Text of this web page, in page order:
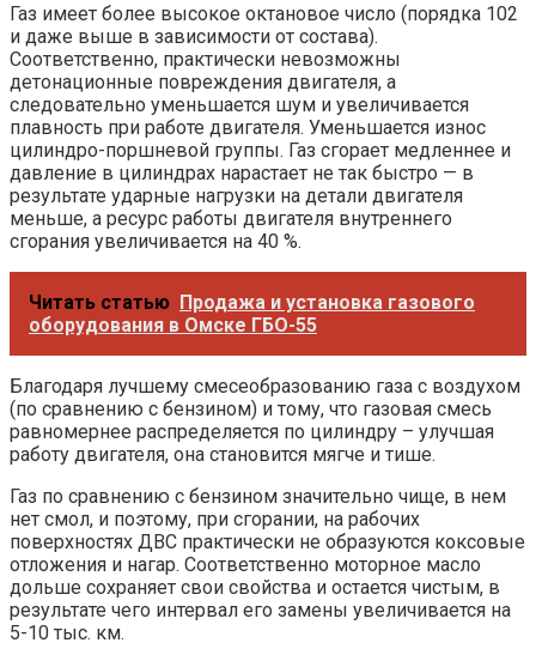
Газ имеет более высокое октановое число (порядка 102
и даже выше в зависимости от состава).
Соответственно, практически невозможны
детонационные повреждения двигателя, а
следовательно уменьшается шум и увеличивается
плавность при работе двигателя. Уменьшается износ
цилиндро-поршневой группы. Газ сгорает медленнее и
давление в цилиндрах нарастает не так быстро — в
результате ударные нагрузки на детали двигателя
меньше, а ресурс работы двигателя внутреннего
сгорания увеличивается на 40 %.
Читать статью Продажа и установка газового
оборудования в Омске ГБО-55
Благодаря лучшему смесеобразованию газа с воздухом
(по сравнению с бензином) и тому, что газовая смесь
равномернее распределяется по цилиндру – улучшая
работу двигателя, она становится мягче и тише.
Газ по сравнению с бензином значительно чище, в нем
нет смол, и поэтому, при сгорании, на рабочих
поверхностях ДВС практически не образуются коксовые
отложения и нагар. Соответственно моторное масло
дольше сохраняет свои свойства и остается чистым, в
результате чего интервал его замены увеличивается на
5-10 тыс. км.